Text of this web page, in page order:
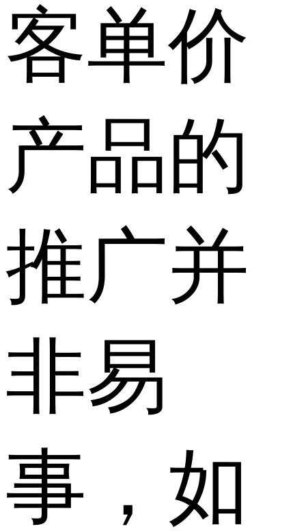
客单价
产品的
推广并
非易
事，如